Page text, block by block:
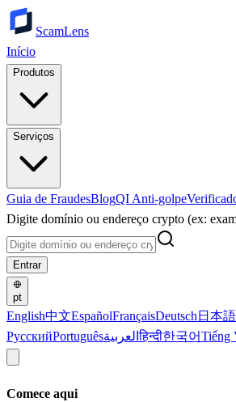
ScamLens
Início
Produtos
Serviços
Guia de FraudesBlogQI Anti-golpe
Digite domínio ou endereço crypto (ex:
Entrar
pt
English中文EspañolFrançaisDeutsch 日本語
РусскийPortuguêsالعربيةहिन्दी한국어Tiếng
Comece aqui